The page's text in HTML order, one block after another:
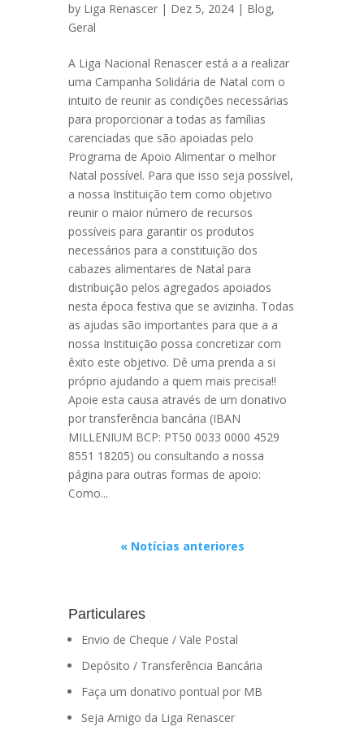
by Liga Renascer | Dez 5, 2024 | Blog,
Geral
A Liga Nacional Renascer está a a realizar
uma Campanha Solidária de Natal com o
intuito de reunir as condições necessárias
para proporcionar a todas as famílias
carenciadas que são apoiadas pelo
Programa de Apoio Alimentar o melhor
Natal possível. Para que isso seja possível,
a nossa Instituição tem como objetivo
reunir o maior número de recursos
possíveis para garantir os produtos
necessários para a constituição dos
cabazes alimentares de Natal para
distribuição pelos agregados apoiados
nesta época festiva que se avizinha. Todas
as ajudas são importantes para que a a
nossa Instituição possa concretizar com
êxito este objetivo. Dê uma prenda a si
próprio ajudando a quem mais precisa!!
Apoie esta causa através de um donativo
por transferência bancária (IBAN
MILLENIUM BCP: PT50 0033 0000 4529
8551 18205) ou consultando a nossa
página para outras formas de apoio:
Como...
« Notícias anteriores
Particulares
Envio de Cheque / Vale Postal
Depósito / Transferência Bancária
Faça um donativo pontual por MB
Seja Amigo da Liga Renascer